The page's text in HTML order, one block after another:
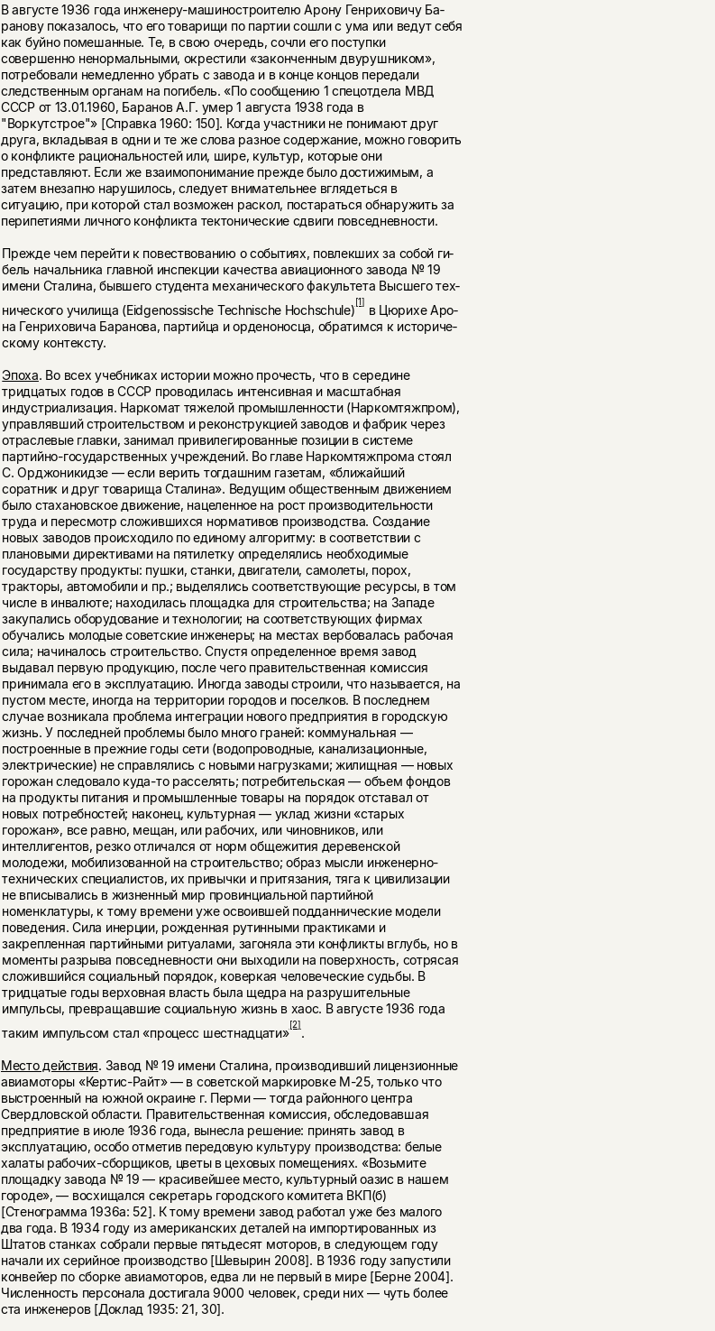
В августе 1936 года инженеру-машиностроителю Арону Генриховичу Ба­
ранову показалось, что его товарищи по партии сошли с ума или ведут себя
как буйно помешанные. Те, в свою очередь, сочли его поступки
совершенно ненормальными, окрестили «законченным двурушником»,
потребовали не­медленно убрать с завода и в конце концов передали
следственным органам на погибель. «По сообщению 1 спецотдела МВД
СССР от 13.01.1960, Бара­нов А.Г. умер 1 августа 1938 года в
"Воркутстрое"» [Справка 1960: 150]. Когда участники не понимают друг
друга, вкладывая в одни и те же слова разное содержание, можно говорить
о конфликте рациональностей или, шире, куль­тур, которые они
представляют. Если же взаимопонимание прежде было до­стижимым, а
затем внезапно нарушилось, следует внимательнее вглядеться в
ситуацию, при которой стал возможен раскол, постараться обнаружить за
перипетиями личного конфликта тектонические сдвиги повседневности.
Прежде чем перейти к повествованию о событиях, повлекших за собой ги­
бель начальника главной инспекции качества авиационного завода № 19
имени Сталина, бывшего студента механического факультета Высшего тех­
нического училища (Eidgenossische Technische Hochschule)
[1]
в Цюрихе Аро­
на Генриховича Баранова, партийца и орденоносца, обратимся к историче­
скому контексту.
Эпоха. Во всех учебниках истории можно прочесть, что в середине
тридцатых годов в СССР проводилась интенсивная и масштабная
индустриализация. Наркомат тяжелой промышленности (Наркомтяжпром),
управлявший стро­ительством и реконструкцией заводов и фабрик через
отраслевые главки, за­нимал привилегированные позиции в системе
партийно-государственных уч­реждений. Во главе Наркомтяжпрома стоял
С. Орджоникидзе — если верить тогдашним газетам, «ближайший
соратник и друг товарища Сталина». Веду­щим общественным движением
было стахановское движение, нацеленное на рост производительности
труда и пересмотр сложившихся нормативов про­изводства. Создание
новых заводов происходило по единому алгоритму: в соответствии с
плановыми директивами на пятилетку определялись не­обходимые
государству продукты: пушки, станки, двигатели, самолеты, порох,
тракторы, автомобили и пр.; выделялись соответствующие ресурсы, в том
числе в инвалюте; находилась площадка для строительства; на Западе
закупались оборудование и технологии; на соответствующих фирмах
обучались молодые советские инженеры; на местах вербовалась рабочая
сила; на­чиналось строительство. Спустя определенное время завод
выдавал первую продукцию, после чего правительственная комиссия
принимала его в эксплуатацию. Иногда заводы строили, что называется, на
пустом месте, иногда на территории городов и поселков. В последнем
случае возникала проблема интеграции нового предприятия в городскую
жизнь. У последней проблемы было много граней: коммунальная —
построенные в прежние годы сети (во­допроводные, канализационные,
электрические) не справлялись с новыми нагрузками; жилищная — новых
горожан следовало куда-то расселять; по­требительская — объем фондов
на продукты питания и промышленные то­вары на порядок отставал от
новых потребностей; наконец, культурная — уклад жизни «старых
горожан», все равно, мещан, или рабочих, или чинов­ников, или
интеллигентов, резко отличался от норм общежития деревенской
молодежи, мобилизованной на строительство; образ мысли инженерно-
тех­нических специалистов, их привычки и притязания, тяга к цивилизации
не вписывались в жизненный мир провинциальной партийной
номенклатуры, к тому времени уже освоившей подданнические модели
поведения. Сила инерции, рожденная рутинными практиками и
закрепленная партийными ритуалами, загоняла эти конфликты вглубь, но в
моменты разрыва повсе­дневности они выходили на поверхность, сотрясая
сложившийся социальный порядок, коверкая человеческие судьбы. В
тридцатые годы верховная власть была щедра на разрушительные
импульсы, превращавшие социальную жизнь в хаос. В августе 1936 года
таким импульсом стал «процесс шестнадцати»
[2]
.
Место действия. Завод № 19 имени Сталина, производивший лицензионные
авиамоторы «Кертис-Райт» — в советской маркировке М-25, только что
вы­строенный на южной окраине г. Перми — тогда районного центра
Свердлов­ской области. Правительственная комиссия, обследовавшая
предприятие в июле 1936 года, вынесла решение: принять завод в
эксплуатацию, особо от­метив передовую культуру производства: белые
халаты рабочих-сборщиков, цветы в цеховых помещениях. «Возьмите
площадку завода № 19 — красивей­шее место, культурный оазис в нашем
городе», — восхищался секретарь го­родского комитета ВКП(б)
[Стенограмма 1936а: 52]. К тому времени завод работал уже без малого
два года. В 1934 году из американских деталей на им­портированных из
Штатов станках собрали первые пятьдесят моторов, в сле­дующем году
начали их серийное производство [Шевырин 2008]. В 1936 году запустили
конвейер по сборке авиамоторов, едва ли не первый в мире [Берне 2004].
Численность персонала достигала 9000 человек, среди них — чуть бо­лее
ста инженеров [Доклад 1935: 21, 30].